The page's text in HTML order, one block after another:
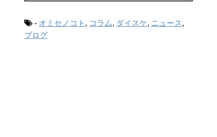
- オミセノコト , コラム, ダイスケ, ニュース ,
ブログ